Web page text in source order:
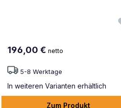
196,00 € netto
5-8 Werktage
In weiteren Varianten erhältlich
Zum Produkt